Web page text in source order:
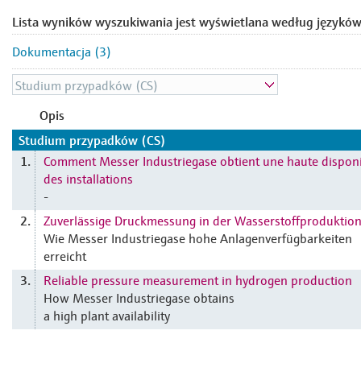
Lista wyników wyszukiwania jest wyświetlana według
Dokumentacja (3)
Opis
Studium przypadków (CS)
1.
Comment Messer Industriegase obtient une haute
des installations
-
2.
Zuverlässige Druckmessung in der Wasserstoffproduktion
Wie Messer Industriegase hohe Anlagenverfügbarkeiten
erreicht
3.
Reliable pressure measurement in hydrogen production
How Messer Industriegase obtains
a high plant availability